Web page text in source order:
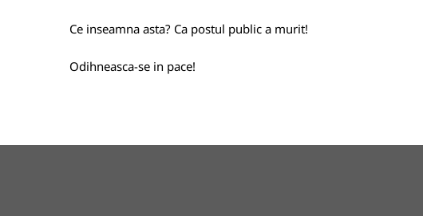
Ce inseamna asta? Ca postul public a murit!
Odihneasca-se in pace!